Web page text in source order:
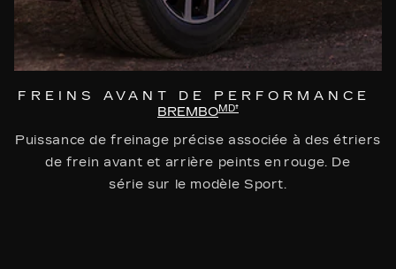
FREINS AVANT DE PERFORMANCE
BREMBOMD†
Puissance de freinage précise associée à des étriers
de frein avant et arrière peints en rouge. De
série sur le modèle Sport.